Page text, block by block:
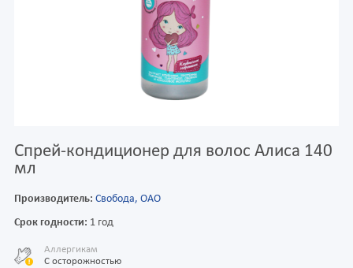
Спрей-кондиционер для волос Алиса 140
мл
Производитель: Свобода, ОАО
Срок годности: 1 год
Аллергикам
С осторожностью